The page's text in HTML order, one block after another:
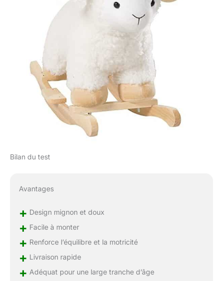
Bilan du test
Avantages
+ Design mignon et doux
+ Facile à monter
+ Renforce l’équilibre et la motricité
+ Livraison rapide
+ Adéquat pour une large tranche d’âge